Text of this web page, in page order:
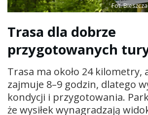
Fot.
Trasa dla dobrze
przygotowanych
Trasa ma około 24 kilometry,
zajmuje 8–9 godzin, dlatego
kondycji i przygotowania.
że wysiłek wynagradzają